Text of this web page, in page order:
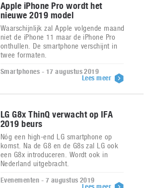
Apple iPhone Pro wordt het
nieuwe 2019 model
Waarschijnlijk zal Apple volgende maand
niet de iPhone 11 maar de iPhone Pro
onthullen. De smartphone verschijnt in
twee formaten.
Smartphones - 17 augustus 2019
Lees meer
LG G8x ThinQ verwacht op IFA
2019 beurs
Nóg een high-end LG smartphone op
komst. Na de G8 en de G8s zal LG ook
een G8x introduceren. Wordt ook in
Nederland uitgebracht.
Evenementen - 7 augustus 2019